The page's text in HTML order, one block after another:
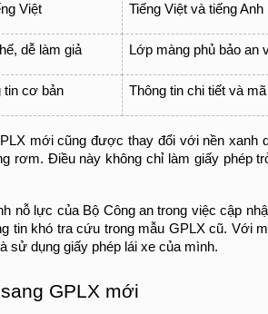
Việt Tiếng Việt và tiếng Anh
dễ làm giả Lớp màng phủ bảo an
tin cơ bản Thông tin chi tiết và
mới cũng được thay đổi với nền xanh
rơm. Điều này không chỉ làm giấy phép
nỗ lực của Bộ Công an trong việc cập
tin khó tra cứu trong mẫu GPLX cũ. Với
sử dụng giấy phép lái xe của mình.
GPLX mới